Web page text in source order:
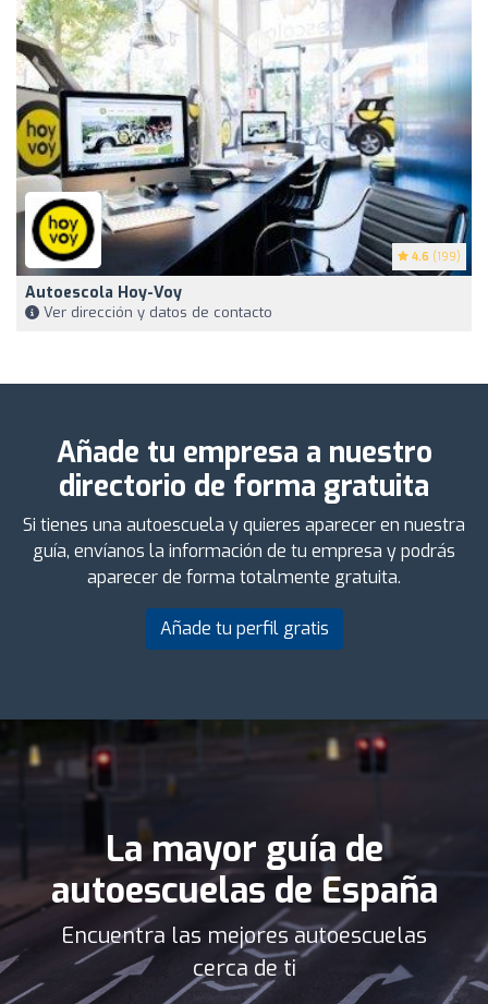
4.6 (199)
Autoescola Hoy-Voy
Ver dirección y datos de contacto
Añade tu empresa a nuestro
directorio de forma gratuita
Si tienes una autoescuela y quieres aparecer en nuestra
guía, envíanos la información de tu empresa y podrás
aparecer de forma totalmente gratuita.
Añade tu perfil gratis
La mayor guía de
autoescuelas de España
Encuentra las mejores autoescuelas
cerca de ti